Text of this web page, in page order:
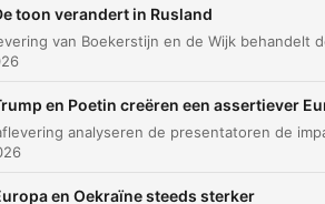
toon verandert in Rusland
en Poetin creëren een assertiever
en Oekraïne steeds sterker